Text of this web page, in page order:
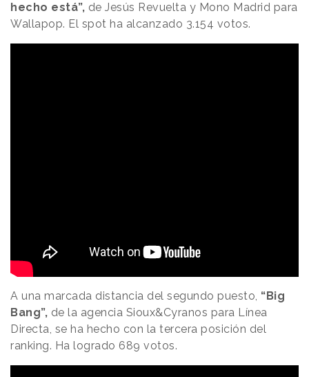
hecho está”, de Jesús Revuelta y Mono Madrid para
Wallapop. El spot ha alcanzado 3.154 votos.
A una marcada distancia del segundo puesto, “Big
Bang”, de la agencia Sioux&Cyranos para Línea
Directa, se ha hecho con la tercera posición del
ranking. Ha logrado 689 votos.